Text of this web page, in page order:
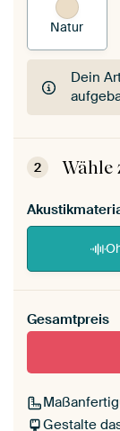
Natur
Dein
Dein
2 Wähle
Gesamtpreis
Gestalte